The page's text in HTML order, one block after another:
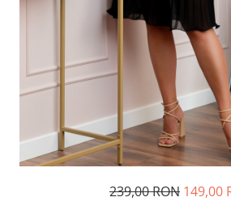
239,00 RON 149,00